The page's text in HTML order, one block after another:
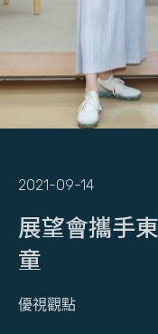
2021-09-14
展望會攜手
童
優視觀點